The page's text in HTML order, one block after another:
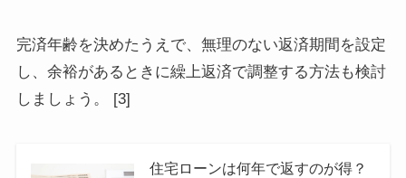
完済年齢を決めたうえで、無理のない返済期間を設定
し、余裕があるときに繰上返済で調整する方法も検討
しましょう。 [3]
住宅ローンは何年で返すのが得？